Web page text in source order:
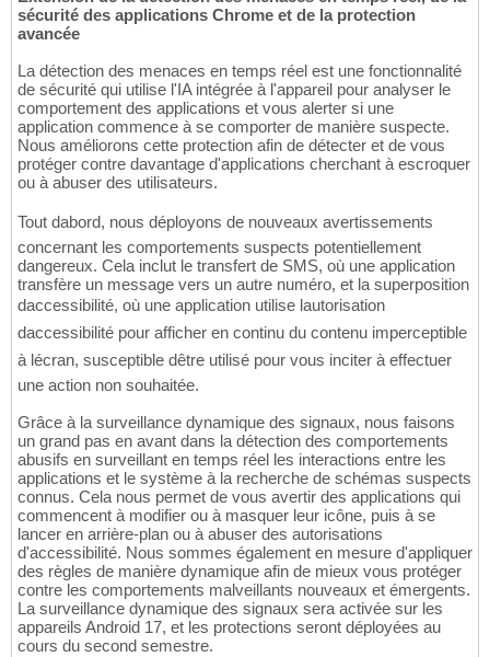
sécurité des applications Chrome et de la protection
avancée
La détection des menaces en temps réel est une fonctionnalité
de sécurité qui utilise l'IA intégrée à l'appareil pour analyser le
comportement des applications et vous alerter si une
application commence à se comporter de manière suspecte.
Nous améliorons cette protection afin de détecter et de vous
protéger contre davantage d'applications cherchant à escroquer
ou à abuser des utilisateurs.
Tout dabord, nous déployons de nouveaux avertissements
concernant les comportements suspects potentiellement
dangereux. Cela inclut le transfert de SMS, où une application
transfère un message vers un autre numéro, et la superposition
daccessibilité, où une application utilise lautorisation
daccessibilité pour afficher en continu du contenu imperceptible
à lécran, susceptible dêtre utilisé pour vous inciter à effectuer
une action non souhaitée.
Grâce à la surveillance dynamique des signaux, nous faisons
un grand pas en avant dans la détection des comportements
abusifs en surveillant en temps réel les interactions entre les
applications et le système à la recherche de schémas suspects
connus. Cela nous permet de vous avertir des applications qui
commencent à modifier ou à masquer leur icône, puis à se
lancer en arrière-plan ou à abuser des autorisations
d'accessibilité. Nous sommes également en mesure d'appliquer
des règles de manière dynamique afin de mieux vous protéger
contre les comportements malveillants nouveaux et émergents.
La surveillance dynamique des signaux sera activée sur les
appareils Android 17, et les protections seront déployées au
cours du second semestre.